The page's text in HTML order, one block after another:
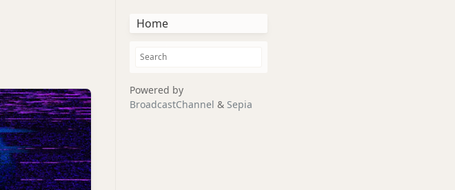
Home
Powered by
BroadcastChannel & Sepia